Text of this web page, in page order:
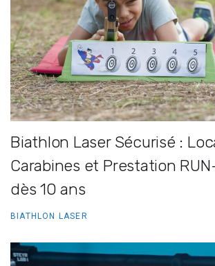
Biathlon Laser Sécurisé :
Carabines et Prestation
dès 10 ans
BIATHLON LASER